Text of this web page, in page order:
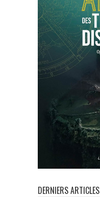
DERNIERS ARTICLES